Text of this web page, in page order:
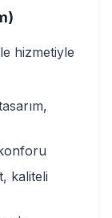
hizmetiyle
kaliteli